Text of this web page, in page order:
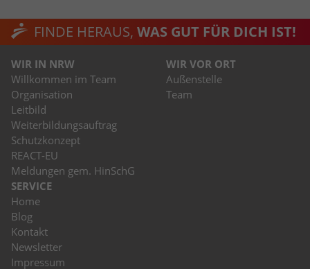
FINDE HERAUS, WAS GUT FÜR DICH IST!
WIR IN NRW
Willkommen im Team
Organisation
Leitbild
Weiterbildungsauftrag
Schutzkonzept
REACT-EU
Meldungen gem. HinSchG
WIR VOR ORT
Außenstelle
Team
SERVICE
Home
Blog
Kontakt
Newsletter
Impressum